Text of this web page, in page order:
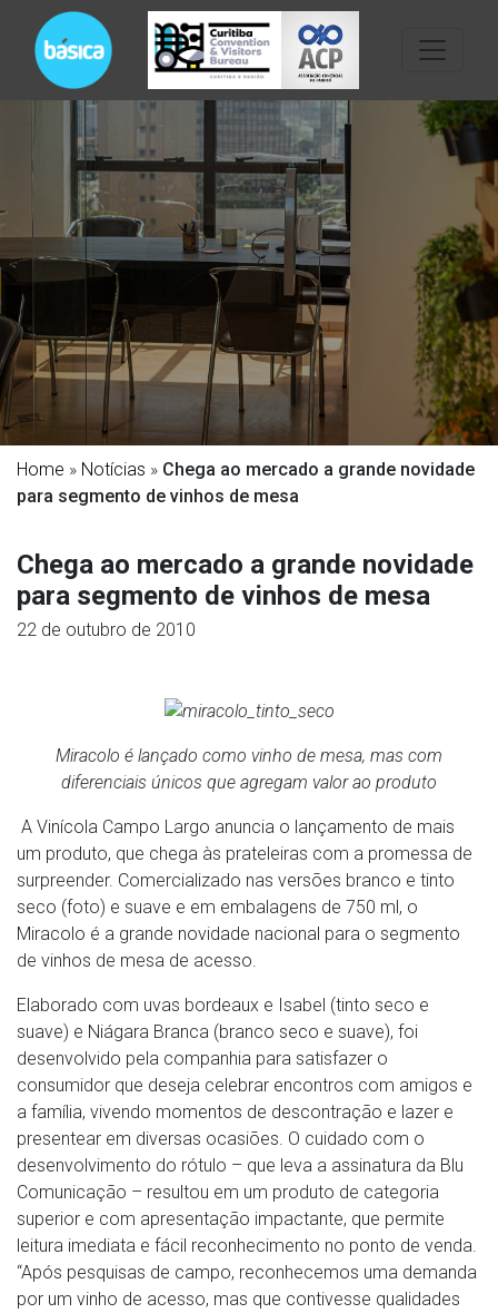
Home » Notícias » Chega ao mercado a grande novidade
para segmento de vinhos de mesa
Chega ao mercado a grande novidade
para segmento de vinhos de mesa
22 de outubro de 2010
Miracolo é lançado como vinho de mesa, mas com
diferenciais únicos que agregam valor ao produto
A Vinícola Campo Largo anuncia o lançamento de mais
um produto, que chega às prateleiras com a promessa de
surpreender. Comercializado nas versões branco e tinto
seco (foto) e suave e em embalagens de 750 ml, o
Miracolo é a grande novidade nacional para o segmento
de vinhos de mesa de acesso.
Elaborado com uvas bordeaux e Isabel (tinto seco e
suave) e Niágara Branca (branco seco e suave), foi
desenvolvido pela companhia para satisfazer o
consumidor que deseja celebrar encontros com amigos e
a família, vivendo momentos de descontração e lazer e
presentear em diversas ocasiões. O cuidado com o
desenvolvimento do rótulo – que leva a assinatura da Blu
Comunicação – resultou em um produto de categoria
superior e com apresentação impactante, que permite
leitura imediata e fácil reconhecimento no ponto de venda.
“Após pesquisas de campo, reconhecemos uma demanda
por um vinho de acesso, mas que contivesse qualidades